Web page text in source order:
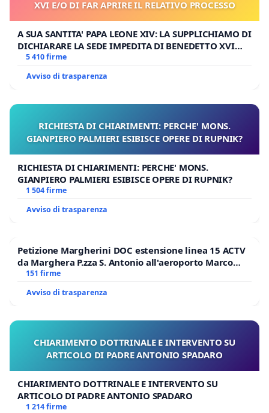
XVI E/O DI FAR APRIRE IL RELATIVO PROCESSO
A SUA SANTITA' PAPA LEONE XIV: LA SUPPLICHIAMO DI
DICHIARARE LA SEDE IMPEDITA DI BENEDETTO XVI
E/O DI FAR APRIRE IL RELATIVO PROCESSO
5 410 firme
Avviso di trasparenza
RICHIESTA DI CHIARIMENTI: PERCHE' MONS.
GIANPIERO PALMIERI ESIBISCE OPERE DI RUPNIK?
RICHIESTA DI CHIARIMENTI: PERCHE' MONS.
GIANPIERO PALMIERI ESIBISCE OPERE DI RUPNIK?
1 504 firme
Avviso di trasparenza
Petizione Margherini DOC estensione linea 15 ACTV
da Marghera P.zza S. Antonio all'aeroporto Marco
Polo tariffa a € 1,50
151 firme
Avviso di trasparenza
CHIARIMENTO DOTTRINALE E INTERVENTO SU
ARTICOLO DI PADRE ANTONIO SPADARO
CHIARIMENTO DOTTRINALE E INTERVENTO SU
ARTICOLO DI PADRE ANTONIO SPADARO
1 214 firme